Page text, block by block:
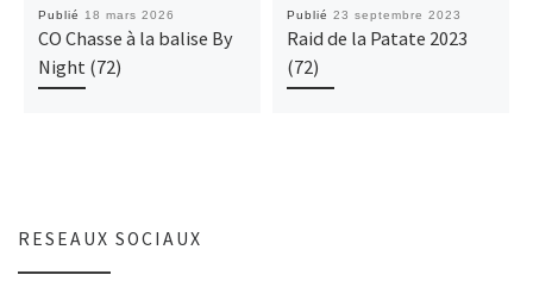
Publié 18 mars 2026
CO Chasse à la balise By
Night (72)
Publié 23 septembre 2023
Raid de la Patate 2023
(72)
RESEAUX SOCIAUX